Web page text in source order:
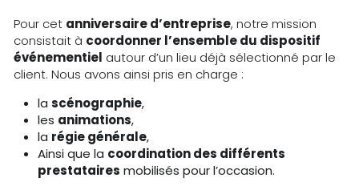
Pour cet anniversaire d’entreprise, notre mission
consistait à coordonner l’ensemble du dispositif
événementiel autour d’un lieu déjà sélectionné par le
client. Nous avons ainsi pris en charge :
la scénographie,
les animations,
la régie générale,
Ainsi que la coordination des différents
prestataires mobilisés pour l’occasion.